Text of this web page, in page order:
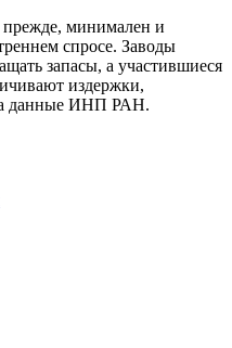
минимален и
спросе. Заводы
запасы, а участившиеся
издержки,
данные ИНП РАН.